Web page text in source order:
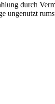
durch
ungenutzt